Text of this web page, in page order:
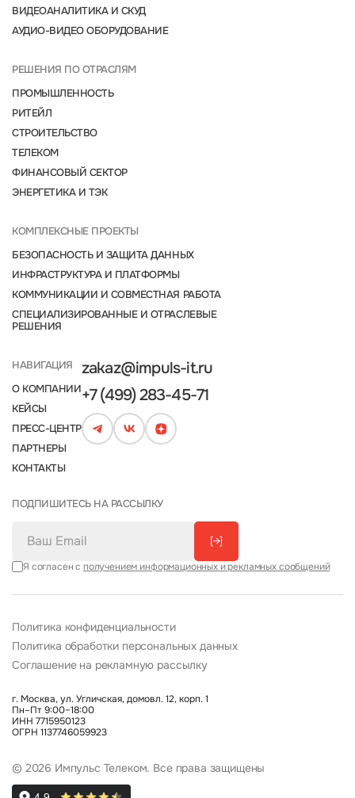
ВИДЕОАНАЛИТИКА И СКУД
АУДИО-ВИДЕО ОБОРУДОВАНИЕ
РЕШЕНИЯ ПО ОТРАСЛЯМ
ПРОМЫШЛЕННОСТЬ
РИТЕЙЛ
СТРОИТЕЛЬСТВО
ТЕЛЕКОМ
ФИНАНСОВЫЙ СЕКТОР
ЭНЕРГЕТИКА И ТЭК
НАВИГАЦИЯ
О КОМПАНИИ
КЕЙСЫ
ПРЕСС-ЦЕНТР
ПАРТНЕРЫ
КОНТАКТЫ
zakaz@impuls-it.ru
+7 (499) 283-45-71
КОМПЛЕКСНЫЕ ПРОЕКТЫ
БЕЗОПАСНОСТЬ И ЗАЩИТА ДАННЫХ
ИНФРАСТРУКТУРА И ПЛАТФОРМЫ
КОММУНИКАЦИИ И СОВМЕСТНАЯ РАБОТА
СПЕЦИАЛИЗИРОВАННЫЕ И ОТРАСЛЕВЫЕ
РЕШЕНИЯ
ПОДПИШИТЕСЬ НА РАССЫЛКУ
[→]
Я согласен с получением информационных и рекламных сообщений
Политика конфиденциальности
Политика обработки персональных данных
Соглашение на рекламную рассылку
г. Москва, ул. Угличская, домовл. 12, корп. 1
Пн–Пт 9:00–18:00
ИНН 7715950123
ОГРН 1137746059923
© 2026 Импульс Телеком. Все права защищены